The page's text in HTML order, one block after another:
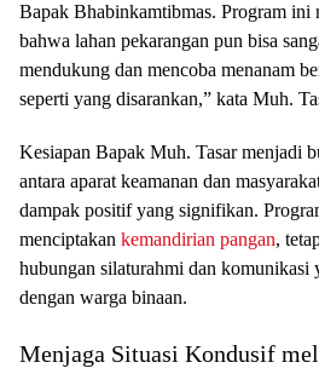
Bapak Bhabinkamtibmas. Program ini
bahwa lahan pekarangan pun bisa
mendukung dan mencoba menanam
seperti yang disarankan,” kata Muh.
Kesiapan Bapak Muh. Tasar menjadi
antara aparat keamanan dan
dampak positif yang signifikan.
menciptakan kemandirian pangan,
hubungan silaturahmi dan komunikasi
dengan warga binaan.
Menjaga Situasi Kondusif